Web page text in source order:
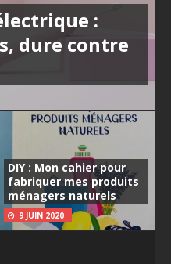
:
dure contre
DIY : Mon cahier pour
fabriquer mes produits
ménagers naturels
9 JUIN 2020